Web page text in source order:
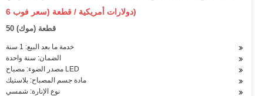
6 دولارات أمريكية / قطعة (سعر فوب)
50 قطعة (موك)
خدمة ما بعد البيع: 1 سنة
الضمان: سنة واحدة
مصدر الضوء: مصباح LED
مادة جسم المصباح: بلاستيك
نوع الإنارة: شمسي